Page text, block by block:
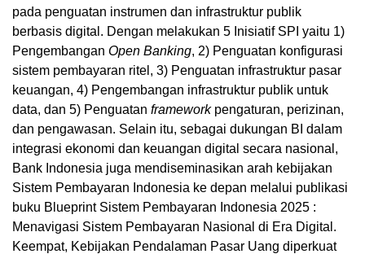
pada penguatan instrumen dan infrastruktur publik
berbasis digital. Dengan melakukan 5 Inisiatif SPI yaitu 1)
Pengembangan Open Banking, 2) Penguatan konfigurasi
sistem pembayaran ritel, 3) Penguatan infrastruktur pasar
keuangan, 4) Pengembangan infrastruktur publik untuk
data, dan 5) Penguatan framework pengaturan, perizinan,
dan pengawasan. Selain itu, sebagai dukungan BI dalam
integrasi ekonomi dan keuangan digital secara nasional,
Bank Indonesia juga mendiseminasikan arah kebijakan
Sistem Pembayaran Indonesia ke depan melalui publikasi
buku Blueprint Sistem Pembayaran Indonesia 2025 :
Menavigasi Sistem Pembayaran Nasional di Era Digital.
Keempat, Kebijakan Pendalaman Pasar Uang diperkuat